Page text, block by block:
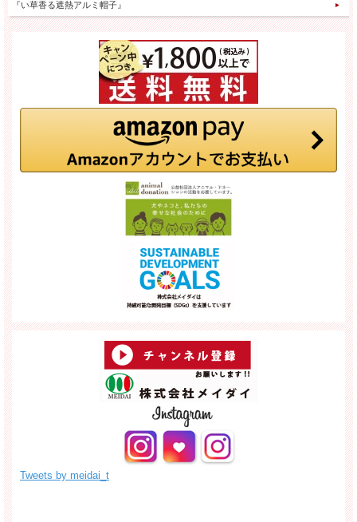
『い草香る遮熱アルミ帽子』
Tweets by meidai_t